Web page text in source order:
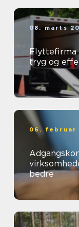
08. marts
Flyttefirma
tryg og
06. februar
bedre